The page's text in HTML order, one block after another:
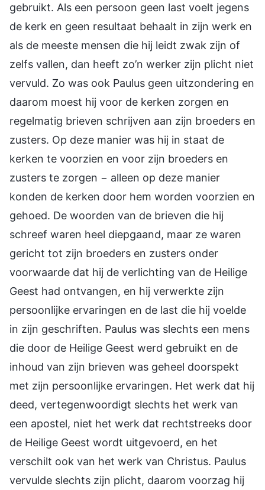
gebruikt. Als een persoon geen last voelt jegens
de kerk en geen resultaat behaalt in zijn werk en
als de meeste mensen die hij leidt zwak zijn of
zelfs vallen, dan heeft zo’n werker zijn plicht niet
vervuld. Zo was ook Paulus geen uitzondering en
daarom moest hij voor de kerken zorgen en
regelmatig brieven schrijven aan zijn broeders en
zusters. Op deze manier was hij in staat de
kerken te voorzien en voor zijn broeders en
zusters te zorgen − alleen op deze manier
konden de kerken door hem worden voorzien en
gehoed. De woorden van de brieven die hij
schreef waren heel diepgaand, maar ze waren
gericht tot zijn broeders en zusters onder
voorwaarde dat hij de verlichting van de Heilige
Geest had ontvangen, en hij verwerkte zijn
persoonlijke ervaringen en de last die hij voelde
in zijn geschriften. Paulus was slechts een mens
die door de Heilige Geest werd gebruikt en de
inhoud van zijn brieven was geheel doorspekt
met zijn persoonlijke ervaringen. Het werk dat hij
deed, vertegenwoordigt slechts het werk van
een apostel, niet het werk dat rechtstreeks door
de Heilige Geest wordt uitgevoerd, en het
verschilt ook van het werk van Christus. Paulus
vervulde slechts zijn plicht, daarom voorzag hij